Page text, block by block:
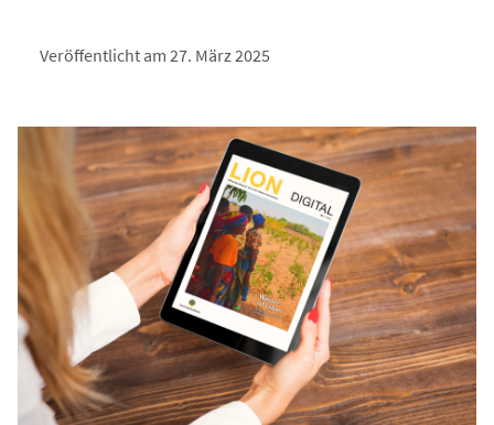
Veröffentlicht am 27. März 2025